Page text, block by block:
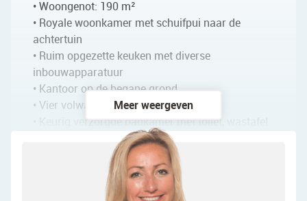
• Woongenot: 190 m²
• Royale woonkamer met schuifpui naar de
achtertuin
• Ruim opgezette keuken met diverse
inbouwapparatuur
• Kantoor op de begane grond
• Vier volwaardige slaapkamers
• Keurig verzorgde badkamer met toilet, wastafel
• Garage aanwezig
• Dakkapel aan de achterzijde
• Geweldige achtertuin op het zuidoosten
Meer weergeven